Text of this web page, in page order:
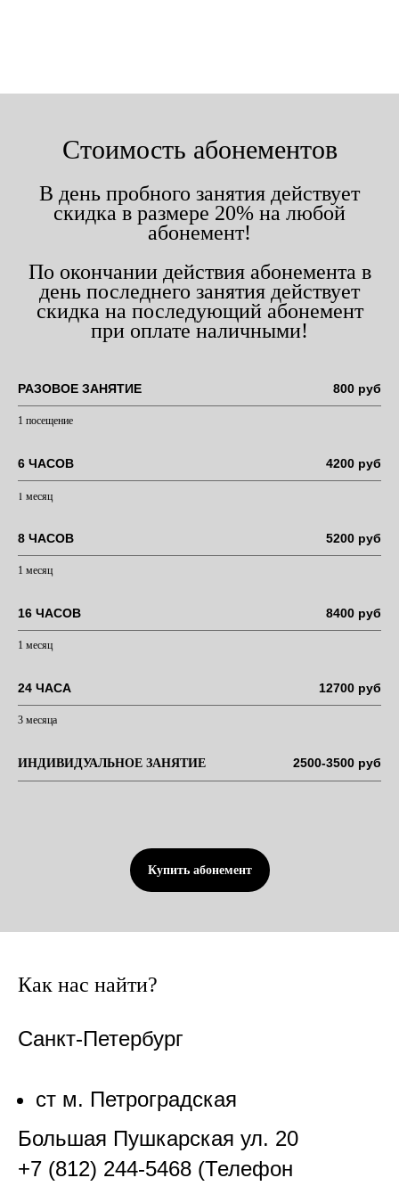
Стоимость абонементов
В день пробного занятия действует
скидка в размере 20% на любой
абонемент!
По окончании действия абонемента в
день последнего занятия действует
скидка на последующий абонемент
при оплате наличными!
РАЗОВОЕ ЗАНЯТИЕ 800 руб
1 посещение
6 ЧАСОВ 4200 руб
1 месяц
8 ЧАСОВ 5200 руб
1 месяц
16 ЧАСОВ 8400 руб
1 месяц
24 ЧАСА 12700 руб
3 месяца
ИНДИВИДУАЛЬНОЕ ЗАНЯТИЕ 2500-3500 руб
Купить абонемент
Как нас найти?
Санкт-Петербург
ст м. Петроградская
Большая Пушкарская ул. 20
+7 (812) 244-5468 (Телефон